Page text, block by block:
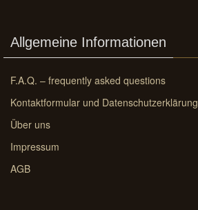
Allgemeine Informationen
F.A.Q. – frequently asked questions
Kontaktformular und Datenschutzerklärung
Über uns
Impressum
AGB